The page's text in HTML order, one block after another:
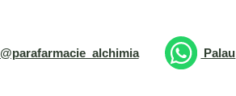
@parafarmacie_alchimia Palau